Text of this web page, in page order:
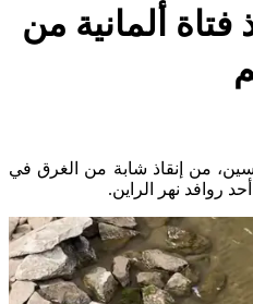
ألمانية من
من إنقاذ شابة من الغرق في
روافد نهر الراين.